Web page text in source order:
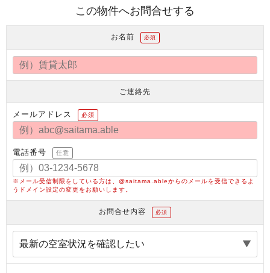
この物件へお問合せする
お名前 必須
ご連絡先
メールアドレス 必須
電話番号 任意
※メール受信制限をしている方は、@saitama.ableからのメールを受信できるよ
うドメイン設定の変更をお願いします。
お問合せ内容 必須